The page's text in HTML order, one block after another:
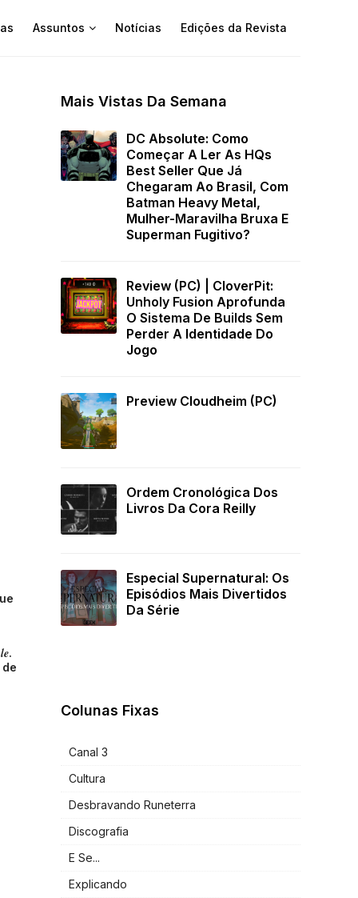
Assuntos Notícias Edições da Revista
.
Mais Vistas Da Semana
DC Absolute: Como
Começar A Ler As HQs
Best Seller Que Já
Chegaram Ao Brasil, Com
Batman Heavy Metal,
Mulher-Maravilha Bruxa E
Superman Fugitivo?
Review (PC) | CloverPit:
Unholy Fusion Aprofunda
O Sistema De Builds Sem
Perder A Identidade Do
Jogo
Preview Cloudheim (PC)
Ordem Cronológica Dos
Livros Da Cora Reilly
Especial Supernatural: Os
Episódios Mais Divertidos
Da Série
Colunas Fixas
Canal 3
Cultura
Desbravando Runeterra
Discografia
E Se...
Explicando